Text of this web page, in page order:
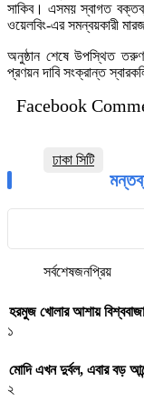
সাকিব। এসময় স্বাগত
ওয়েলবিং-এর সমন্বয়কারী
অনুষ্ঠান শেষে উপস্থিত
প্রণয়ন দাবি সংক্রান্ত
Facebook
ঢাকা সিটি
সর্বশেষজনপ্রিয়
হরমুজ খোলার আশায়
১
মোদি এখন দুর্বল, এবার বড়
২